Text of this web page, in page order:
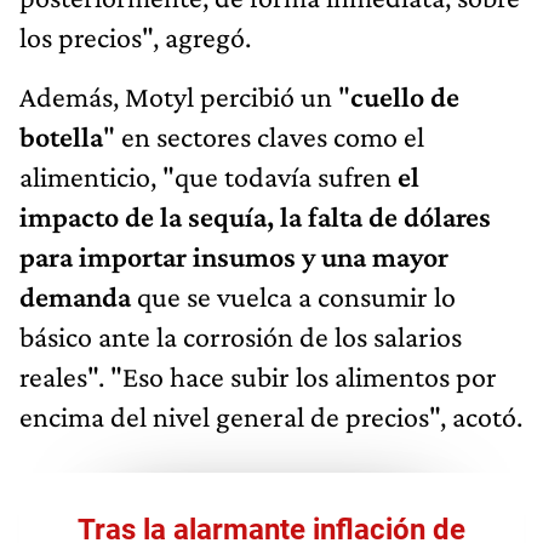
los precios", agregó.
Además, Motyl percibió un "cuello de
botella" en sectores claves como el
alimenticio, "que todavía sufren el
impacto de la sequía, la falta de dólares
para importar insumos y una mayor
demandaque se vuelca a consumir lo
básico ante la corrosión de los salarios
reales". "Eso hace subir los alimentos por
encima del nivel general de precios", acotó.
Tras la alarmante inflación de